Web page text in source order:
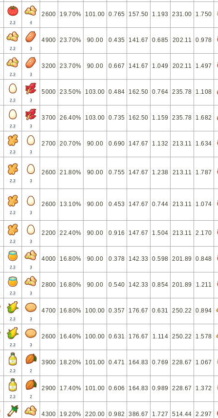
2,3 4
2600 19.70% 101.00 0.765 157.50 1.193 231.00 1.750
2,3 3
4900 23.70% 90.00 0.435 141.67 0.685 202.11 0.978
2,3 3
3200 23.70% 90.00 0.667 141.67 1.049 202.11 1.497
2,3 3
5000 23.50% 103.00 0.484 162.50 0.764 235.78 1.108
2,3 3
3700 26.40% 103.00 0.735 162.50 1.159 235.78 1.682
2,3 3
2700 20.70% 90.00 0.690 147.67 1.132 213.11 1.634
2,3 3
2600 21.80% 90.00 0.755 147.67 1.238 213.11 1.787
2,3 3
2600 13.10% 90.00 0.453 147.67 0.744 213.11 1.074
2,3 3
2200 22.40% 90.00 0.916 147.67 1.504 213.11 2.170
2,3 3
4000 16.80% 90.00 0.378 142.33 0.598 201.89 0.848
2,3 3
2800 16.80% 90.00 0.540 142.33 0.854 201.89 1.211
2,3 3
4700 16.80% 100.00 0.357 176.67 0.631 250.22 0.894
2,3 3
2600 16.40% 100.00 0.631 176.67 1.114 250.22 1.578
2,3 2
3900 18.20% 101.00 0.471 164.83 0.769 228.67 1.067
2,3 2
2900 17.40% 101.00 0.606 164.83 0.989 228.67 1.372
4300 19.20% 220.00 0.982 386.67 1.727 514.44 2.297